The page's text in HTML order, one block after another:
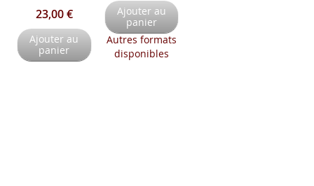
23,00 €
Ajouter au
panier
Ajouter au
panier
Autres formats
disponibles